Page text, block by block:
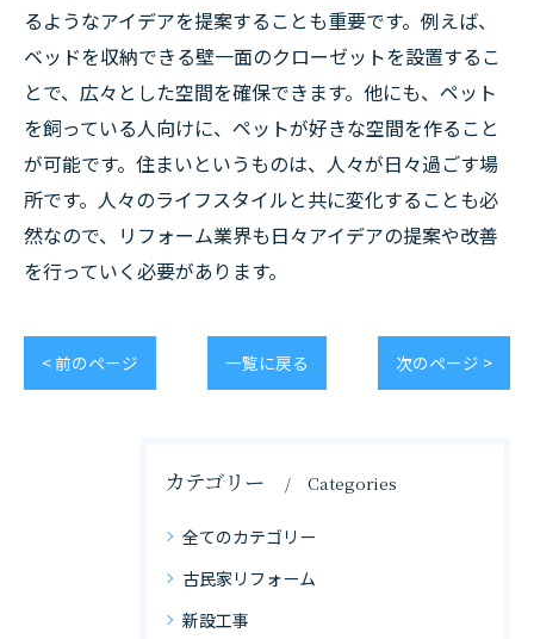
るようなアイデアを提案することも重要です。例えば、
ベッドを収納できる壁一面のクローゼットを設置するこ
とで、広々とした空間を確保できます。他にも、ペット
を飼っている人向けに、ペットが好きな空間を作ること
が可能です。住まいというものは、人々が日々過ごす場
所です。人々のライフスタイルと共に変化することも必
然なので、リフォーム業界も日々アイデアの提案や改善
を行っていく必要があります。
< 前のページ 一覧に戻る 次のページ >
カテゴリー Categories
全てのカテゴリー
古民家リフォーム
新設工事